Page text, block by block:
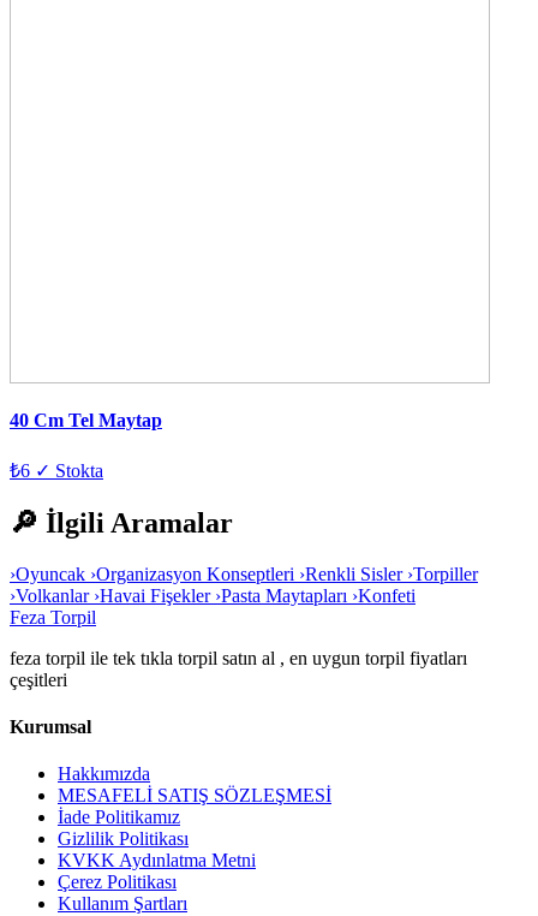
40 Cm Tel Maytap
₺6 ✓ Stokta
🔎 İlgili Aramalar
›Oyuncak ›Organizasyon Konseptleri ›Renkli Sisler ›Torpiller
›Volkanlar ›Havai Fişekler ›Pasta Maytapları ›Konfeti
Feza Torpil
feza torpil ile tek tıkla torpil satın al , en uygun torpil fiyatları
çeşitleri
Kurumsal
Hakkımızda
MESAFELİ SATIŞ SÖZLEŞMESİ
İade Politikamız
Gizlilik Politikası
KVKK Aydınlatma Metni
Çerez Politikası
Kullanım Şartları